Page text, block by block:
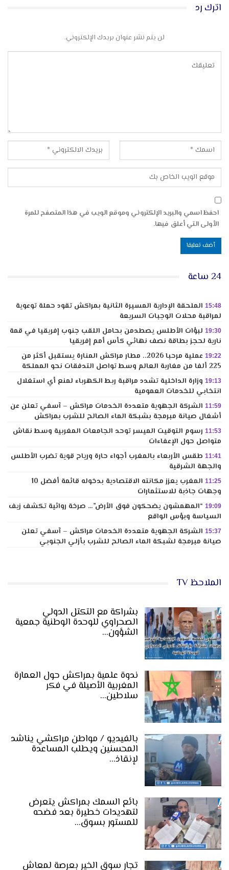
اترك رد
لن يتم نشر عنوان بريدك الإلكتروني.
احفظ اسمي والبريد الإلكتروني وموقع الويب في هذا المتصفح للمرة
الأولى التي أعلق فيها.
24 ساعة
15:48 الملحقة الإدارية المسيرة الثانية بمراكش تقود حملة توعوية
لمراقبة محلات الوجبات السريعة
19:30 لبؤات الأطلس يصطدمن بحامل اللقب جنوب إفريقيا في قمة
نارية لحجز بطاقة نصف نهائي كأس أمم إفريقيا
19:22
عملية مرحبا 2026.. مطار مراكش المنارة يستقبل أكثر من
225 ألفا من مغاربة العالم وسط تواصل التدفقات نحو المملكة
19:13 وزارة الداخلية تشدد مراقبة ربط الكهرباء لمنع أي استغلال
انتخابي للخدمات العمومية
11:59 الشركة الجهوية متعددة الخدمات مراكش – آسفي تعلن عن
أشغال صيانة مبرمجة بشبكة الماء الصالح للشرب بمراكش
11:53 رسوم التوقيت الميسر توحد الجامعات المغربية وسط نقاش
متواصل حول الإعفاءات
11:41 طقس الأربعاء بالمغرب أجواء حارة ورياح قوية تضرب الأطلس
والجهة الشرقية
11:25
المغرب يعزز مكانته الاقتصادية بدخوله قائمة أفضل 10
وجهات جاذبة للاستثمارات
19:09 “المهمشون يضحكون فوق الأرض”… صرخة روائية تكشف زيف
السياسة وبؤس الواقع
15:37 الشركة الجهوية متعددة الخدمات مراكش – آسفي تعلن
صيانة مبرمجة لشبكة الماء الصالح للشرب بأزلي الجنوبي
الملاحظ TV
بشراكة مع التكتل الدولي
الصحراوي للوحدة الوطنية جمعية
الشؤون…
ندوة علمية بمراكش حول العمارة
المغربية الأصيلة في فكر
سلاطين…
بالفيديو / مواطن مراكشي يناشد
المحسنين ويطلب المساعدة
لإنقاذ…
بائع السمك بمراكش يتعرض
لتهديدات خطيرة بعد فضحه
للمستور بسوق…
تجار سوق الخير بعرصة لمعاش